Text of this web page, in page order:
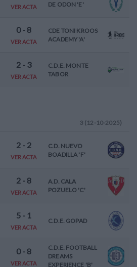
VER ACTA
DE ODON 'E'
0- 8
VER ACTA
CDE TONI KROOS
ACADEMY 'A'
2- 3
VER ACTA
C.D.E. MONTE
TABOR
3 (12-10-2025)
2- 2
VER ACTA
C.D. NUEVO
BOADILLA 'F'
2- 8
VER ACTA
A.D. CALA
POZUELO 'C'
5- 1
VER ACTA
C.D.E. GOPAD
0- 8
VER ACTA
C.D.E. FOOTBALL
DREAMS
EXPERIENCE 'B'